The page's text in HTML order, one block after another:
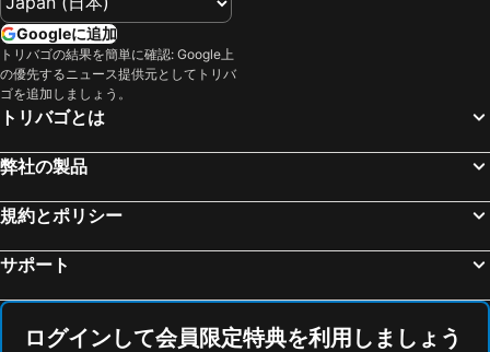
Museum Hallstatt
Landstraße
ザルツブルク空港
Neubau
Zagrebački Glavni Kolodvor
Mirabell Palace
Hauptbahnhof Graz
ザルツブルク大聖堂
Bad Ischl
Bahnhof Wien Praterstern
G3 Shopping Resort Gerasdorf
Salzburger Festspiele
美術史博物館
Googleに追加
トリバゴの結果を簡単に確認: Google上
の優先するニュース提供元としてトリバ
ゴを追加しましょう。
トリバゴとは
弊社の製品
規約とポリシー
サポート
ログインして会員限定特典を利用しましょう